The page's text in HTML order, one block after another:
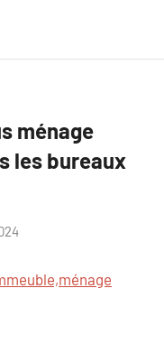
ménage
les bureaux